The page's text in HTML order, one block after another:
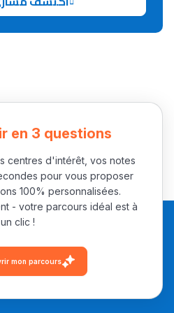
تقويم البصر مع المختصّة
مريم الزواكي
النحت اللي كيحلم يحيي
أكادير أوفلا
سقطت فالباك و سنة
2011 بدّلاتني بزّاف، مسار
إلياس أريدال، إطار
فمنظّمة دولية
مهنة التّرجمة، العمل
التّطوّعي، التّشبيك و
أشياء أخرى مع مامودو
en 3 questions
centres d'intérêt, vos notes
pour vous proposer
100% personnalisées.
- votre parcours idéal est à
un clic !
mon parcours